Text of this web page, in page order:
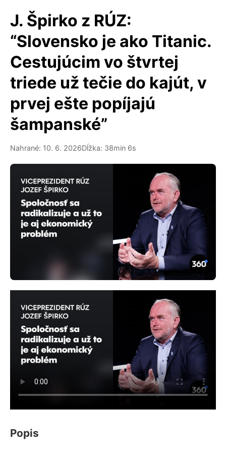
J. Špirko z RÚZ:
“Slovensko je ako Titanic.
Cestujúcim vo štvrtej
triede už tečie do kajút, v
prvej ešte popíjajú
šampanské”
Nahrané: 10. 6. 2026Dĺžka: 38min 6s
Popis